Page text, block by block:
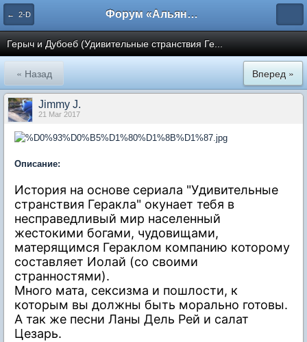
← 2-D Форум «Альянса вольных переводчиков»
Герыч и Дубоеб (Удивительные странствия Ге...
« Назад Вперед »
Jimmy J.
21 Mar 2017
Описание:
История на основе сериала "Удивительные
странствия Геракла" окунает тебя в
несправедливый мир населенный
жестокими богами, чудовищами,
матерящимся Гераклом компанию которому
составляет Иолай (со своими
странностями).
Много мата, сексизма и пошлости, к
которым вы должны быть морально готовы.
А так же песни Ланы Дель Рей и салат
Цезарь.